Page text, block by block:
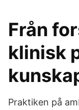
Från
klinisk
Praktiken på